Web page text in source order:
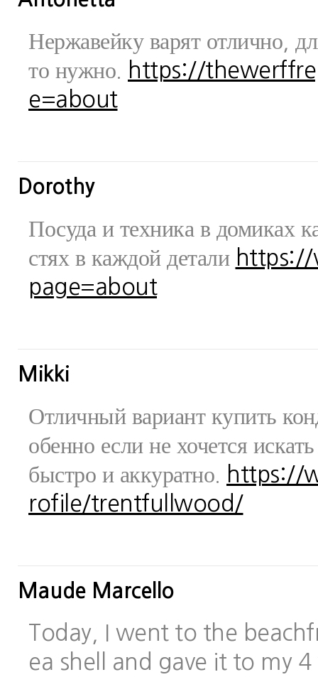
Нержавейку варят отлично,
то нужно.
https://
e=about
Dorothy
Посуда и техника в домиках
стях в каждой детали https://
page=about
Mikki
Отличный вариант купить
обенно если не хочется
быстро и аккуратно.
https://
rofile/trentfullwood/
Maude Marcello
Today, I went to the
ea shell and gave it to my